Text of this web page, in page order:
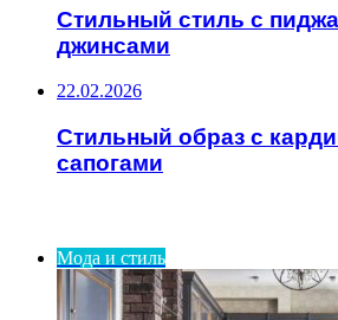
Стильный стиль с
джинсами
22.02.2026
Стильный образ с
сапогами
Мода и стиль